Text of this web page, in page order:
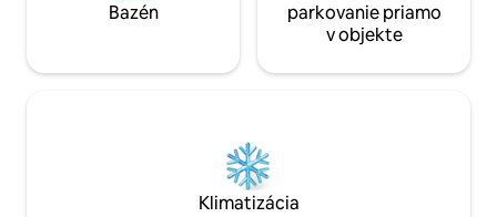
Bazén
parkovanie priamo
v objekte
Klimatizácia